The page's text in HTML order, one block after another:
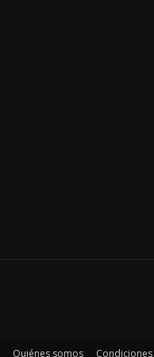
Quiénes somos